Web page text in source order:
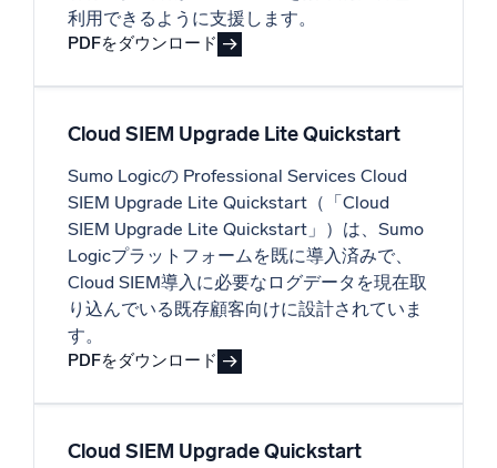
利用できるように支援します。
PDFをダウンロード
Cloud SIEM Upgrade Lite Quickstart
Sumo Logicの Professional Services Cloud
SIEM Upgrade Lite Quickstart（「Cloud
SIEM Upgrade Lite Quickstart」）は、Sumo
Logicプラットフォームを既に導入済みで、
Cloud SIEM導入に必要なログデータを現在取
り込んでいる既存顧客向けに設計されていま
す。
PDFをダウンロード
Cloud SIEM Upgrade Quickstart